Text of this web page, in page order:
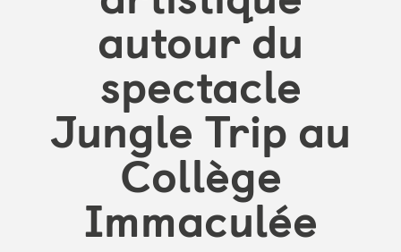
autour du
spectacle
Jungle Trip au
Collège
Immaculée